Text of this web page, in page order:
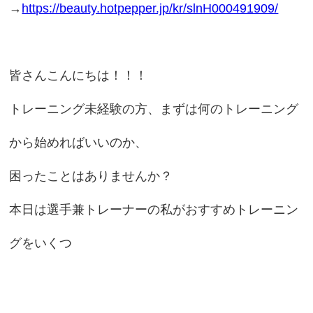
→ https://beauty.hotpepper.jp/kr/slnH000491909/
皆さんこんにちは！！！
トレーニング未経験の方、まずは何のトレーニング
から始めればいいのか、
困ったことはありませんか？
本日は選手兼トレーナーの私がおすすめトレーニン
グをいくつ